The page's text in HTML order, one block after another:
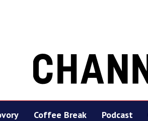
Coffee Break Podcast